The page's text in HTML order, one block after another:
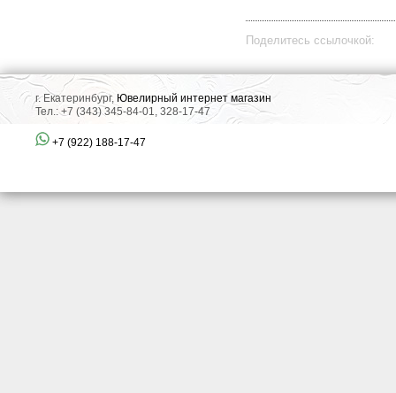
Поделитесь ссылочкой:
г. Екатеринбург, Ювелирный интернет магазин
Тел.: +7 (343) 345-84-01, 328-17-47
+7 (922) 188-17-47